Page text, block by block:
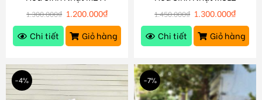
1.300.000₫ 1.200.000₫
Chi tiết
Giỏ hàng
1.450.000₫ 1.300.000₫
Chi tiết
Giỏ hàng
-4% -7%